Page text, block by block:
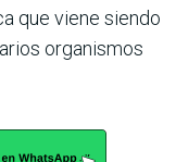
que viene siendo
organismos